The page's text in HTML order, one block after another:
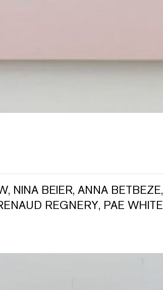
, NINA BEIER, ANNA BETBEZE,
REGNERY, PAE WHITE